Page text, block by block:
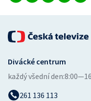
Divácké centrum
každý všední den:
261 136 113